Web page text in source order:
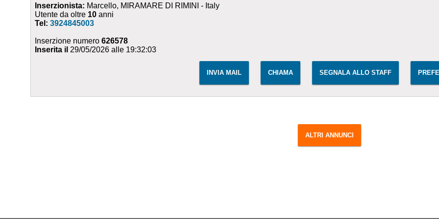
Inserzionista: Marcello, MIRAMARE DI RIMINI - Italy
Utente da oltre 10 anni
Tel:3924845003
Inserzione numero626578
Inserita il 29/05/2026 alle 19:32:03
INVIA MAIL CHIAMA SEGNALA ALLO STAFF
ALTRI ANNUNCI